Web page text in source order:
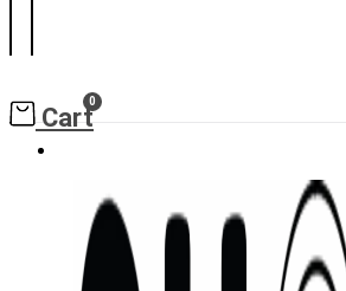
0
Cart